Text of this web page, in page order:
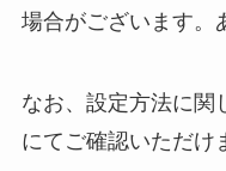
場合がございます。
なお、設定方法に関
にてご確認いただけ